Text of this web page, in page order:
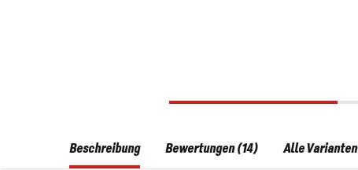
Beschreibung Bewertungen (14) Alle Varianten